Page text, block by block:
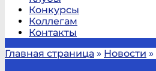
Конкурсы
Коллегам
Контакты
Главная страница » Новости »